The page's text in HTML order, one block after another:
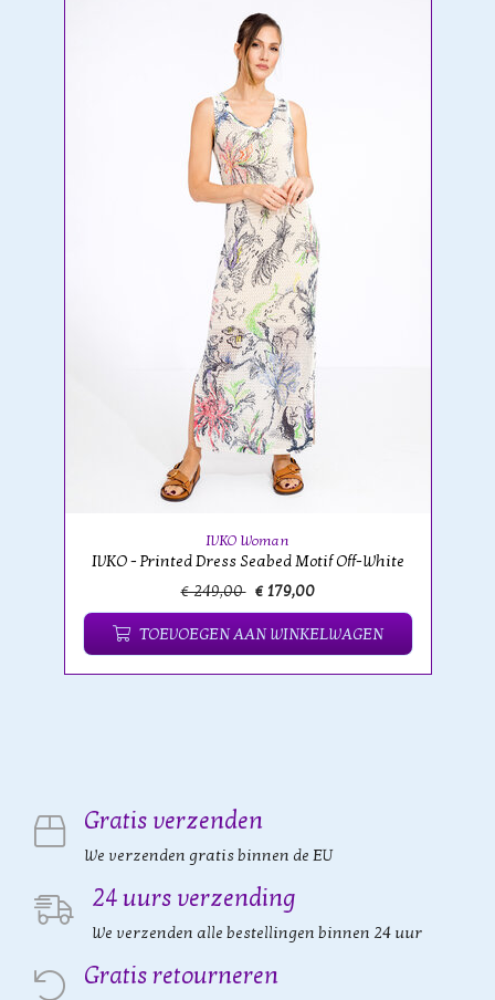
IVKO Woman
IVKO - Printed Dress Seabed Motif Off-White
€ 249,00 € 179,00
TOEVOEGEN AAN WINKELWAGEN
Gratis verzenden
We verzenden gratis binnen de EU
24 uurs verzending
We verzenden alle bestellingen binnen 24 uur
Gratis retourneren